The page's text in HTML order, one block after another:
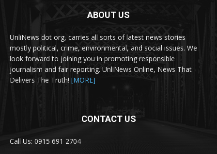
ABOUT US
UnliNews dot org, carries all sorts of latest news stories
mostly political, crime, environmental, and social issues. We
look forward to joining you in promoting responsible
journalism and fair reporting. UnliNews Online, News That
Delivers The Truth! [MORE]
CONTACT US
Call Us: 0915 691 2704